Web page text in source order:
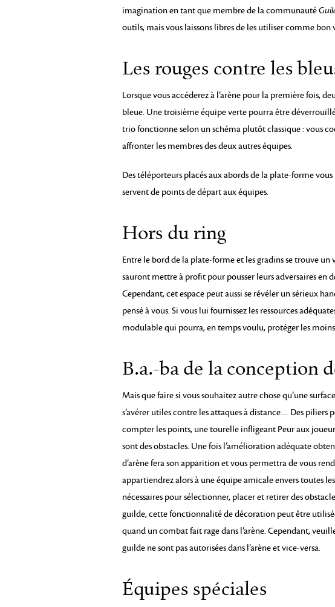
imagination en tant que membre de la communauté
outils, mais vous laissons libres de les utiliser comme bon
Les rouges contre les
Lorsque vous accéderez à l’arène pour la première fois,
bleue. Une troisième équipe verte pourra être
trio fonctionne selon un schéma plutôt classique : vous
affronter les membres des deux autres équipes.
Des téléporteurs placés aux abords de la plate-forme
servent de points de départ aux équipes.
Hors du ring
Entre le bord de la plate-forme et les gradins se trouve
sauront mettre à profit pour pousser leurs adversaires en
Cependant, cet espace peut aussi se révéler un sérieux
pensé à vous. Si vous lui fournissez les ressources
modulable qui pourra, en temps voulu, protéger les moins
B.a.-ba de la conception
Mais que faire si vous souhaitez autre chose qu’une
s’avérer utiles contre les attaques à distance… Des piliers
compter les points, une tourelle infligeant Peur aux
sont des obstacles. Une fois l’amélioration adéquate
d’arène fera son apparition et vous permettra de vous
appartiendrez alors à une équipe amicale envers toutes
nécessaires pour sélectionner, placer et retirer des
guilde, cette fonctionnalité de décoration peut être
quand un combat fait rage dans l’arène. Cependant,
guilde ne sont pas autorisées dans l’arène et vice-versa.
Équipes spéciales